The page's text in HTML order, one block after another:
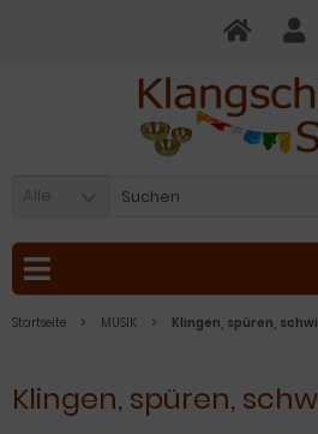
Alle
Startseite MUSIK Klingen, spüren,
Klingen, spüren,